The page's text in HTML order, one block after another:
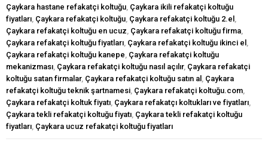
Çaykara hastane refakatçi koltuğu Çaykara ikili refakatçi koltuğu
fiyatları Çaykara refakatçi koltuğu Çaykara refakatçi koltuğu 2.el
Çaykara refakatçi koltuğu en ucuz Çaykara refakatçi koltuğu firma
Çaykara refakatçi koltuğu fiyatları Çaykara refakatçi koltuğu ikinci el
Çaykara refakatçi koltuğu kanepe Çaykara refakatçi koltuğu
mekanizması Çaykara refakatçi koltuğu nasıl açılır, Çaykara refakatçi
koltuğu satan firmalar, Çaykara refakatçi koltuğu satın al
Çaykara
refakatçi koltuğu teknik şartnamesi Çaykara refakatçi koltuğu.com
Çaykara refakatçi koltuk fiyatı Çaykara refakatçı koltukları ve fiyatları
Çaykara tekli refakatçi koltuğu fiyatı Çaykara tekli refakatçi koltuğu
fiyatları Çaykara ucuz refakatçi koltuğu fiyatları